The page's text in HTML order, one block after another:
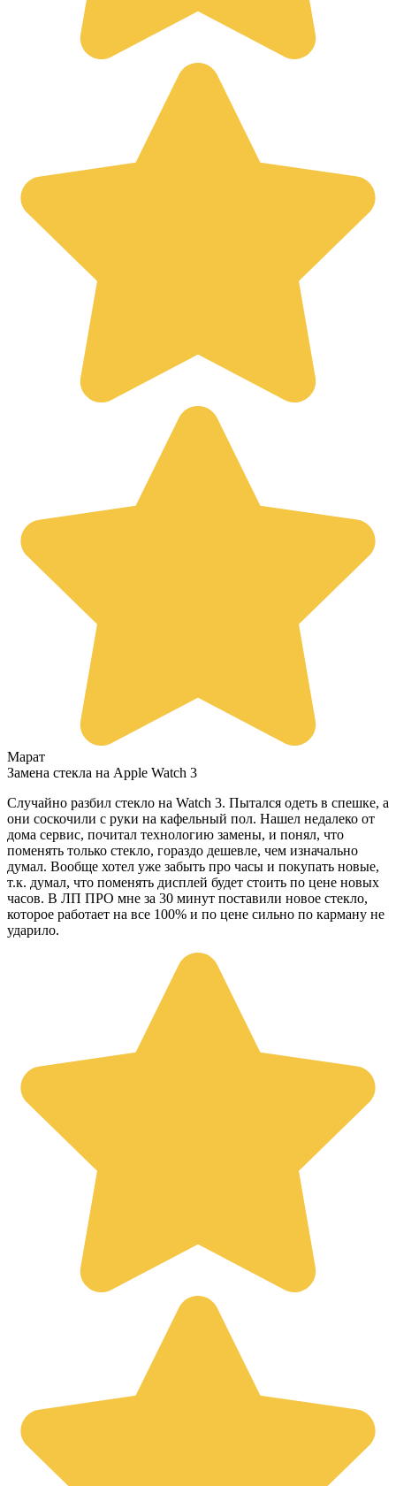
Марат
Замена стекла на Apple Watch 3
Случайно разбил стекло на Watch 3. Пытался одеть в спешке, а
они соскочили с руки на кафельный пол. Нашел недалеко от
дома сервис, почитал технологию замены, и понял, что
поменять только стекло, гораздо дешевле, чем изначально
думал. Вообще хотел уже забыть про часы и покупать новые,
т.к. думал, что поменять дисплей будет стоить по цене новых
часов. В ЛП ПРО мне за 30 минут поставили новое стекло,
которое работает на все 100% и по цене сильно по карману не
ударило.